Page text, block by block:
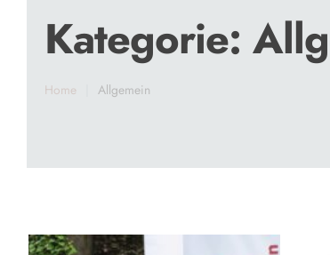
Kategorie:
Home Allgemein